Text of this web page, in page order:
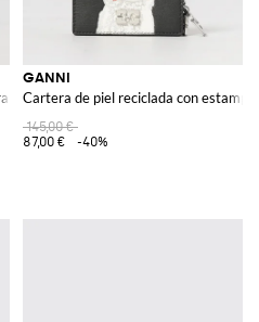
GANNI
Cartera de piel reciclada con
145,00 €
87,00 €
-40%